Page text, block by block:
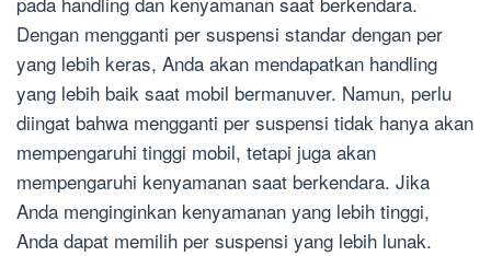
Dengan mengganti per suspensi standar dengan per
yang lebih keras, Anda akan mendapatkan handling
yang lebih baik saat mobil bermanuver. Namun, perlu
diingat bahwa mengganti per suspensi tidak hanya akan
mempengaruhi tinggi mobil, tetapi juga akan
mempengaruhi kenyamanan saat berkendara. Jika
Anda menginginkan kenyamanan yang lebih tinggi,
Anda dapat memilih per suspensi yang lebih lunak.